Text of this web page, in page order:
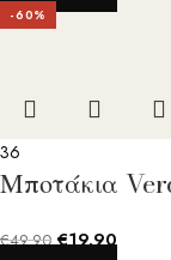
-60%
36
Μποτάκια
€49.90 €19.90